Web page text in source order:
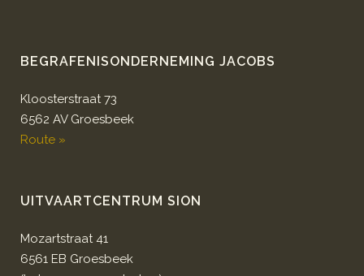
BEGRAFENISONDERNEMING JACOBS
Kloosterstraat 73
6562 AV Groesbeek
Route »
UITVAARTCENTRUM SION
Mozartstraat 41
6561 EB Groesbeek